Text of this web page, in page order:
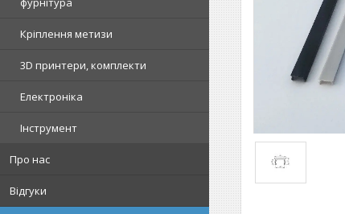
Кріплення метизи
3D принтери, комплекти
Електроніка
Інструмент
Про нас
Відгуки